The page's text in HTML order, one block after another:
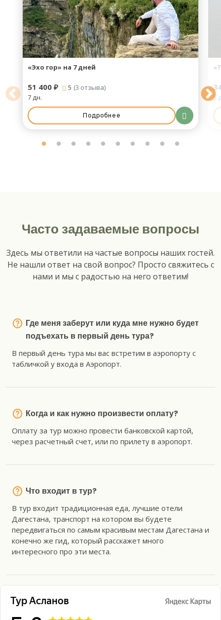
«Эхо гор» на 7 дней
51 400 ₽ 5 (3 отзыва)
7 дн.
Подробнее
5
Часто задаваемые вопросы
Здесь мы ответили на частые вопросы наших гостей.
Не нашли ответ на свой вопрос? Просто свяжитесь с
нами и мы с радостью на него ответим!
Где меня заберут или куда мне нужно будет
подъехать в первый день тура?
В первый день тура мы вас встретим в аэропорту с
табличкой у входа в Аэропорт.
Когда и как нужно произвести оплату?
Оплату за тур можно провести банковской картой,
через расчетный счет, или по прилету в аэропорт.
Что входит в тур?
В тур входит традиционная еда, лучшие отели
Дагестана, транспорт на котором вы будете
передвигаться по самым красивым местам Дагестана и
конечно же гид, который расскажет много
интересного про эти места.